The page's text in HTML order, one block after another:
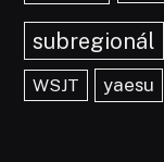
subregionál
WSJT yaesu